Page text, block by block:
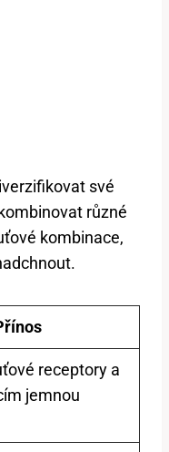
své
různé
kombinace,
receptory a
jemnou